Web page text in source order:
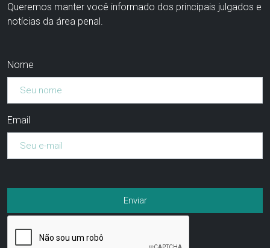
Queremos manter você informado dos principais julgados e
notícias da área penal.
Nome
Email